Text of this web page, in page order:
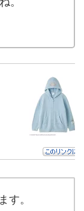
す。